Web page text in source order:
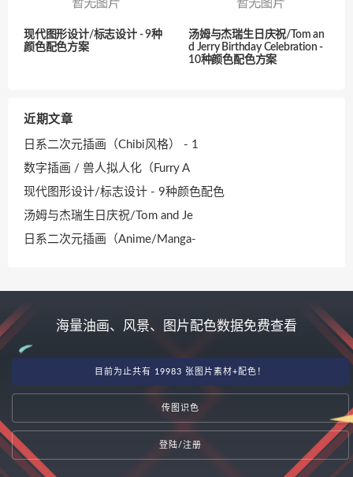
现代图形设计/标志设计 - 9种
颜色配色方案
汤姆与杰瑞生日庆祝/Tom an
d Jerry Birthday Celebration -
10种颜色配色方案
近期文章
日系二次元插画（Chibi风格） - 1
数字插画 / 兽人拟人化（Furry A
现代图形设计/标志设计 - 9种颜色配色
汤姆与杰瑞生日庆祝/Tom and Je
日系二次元插画（Anime/Manga-
海量油画、风景、图片配色数据免费查看
目前为止共有 19983 张图片素材+配色！
传图识色
登陆/注册